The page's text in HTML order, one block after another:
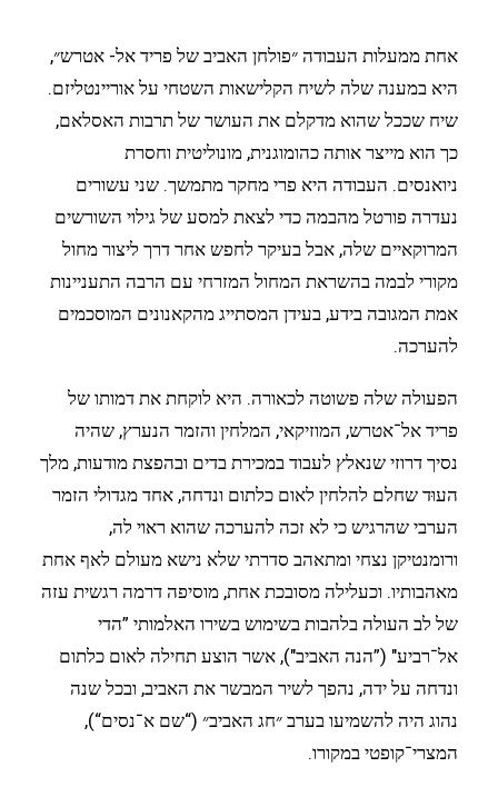
אחת ממעלות העבודה ״פולחן האביב של פריד אל- אטרש״,
היא במענה שלה לשיח הקלישאות השטחי על אוריינטליזם.
שיח שככל שהוא מדקלם את העושר של תרבות האסלאם,
כך הוא מייצר אותה כהומוגנית, מונוליטית וחסרת
ניואנסים. העבודה היא פרי מחקר מתמשך. שני עשורים
נעדרה פורטל מהבמה כדי לצאת למסע של גילוי השורשים
המרוקאיים שלה, אבל בעיקר לחפש אחר דרך ליצור מחול
מקורי לבמה בהשראת המחול המזרחי עם הרבה התעניינות
אמת המגובה בידע, בעידן המסתייג מהקאנונים המוסכמים
להערכה.
הפעולה שלה פשוטה לכאורה. היא לוקחת את דמותו של
פריד אל־אטרש, המוזיקאי, המלחין והזמר הנערץ, שהיה
נסיך דרוזי שנאלץ לעבוד במכירת בדים ובהפצת מודעות, מלך
העוּד שחלם להלחין לאום כלתום ונדחה, אחד מגדולי הזמר
הערבי שהרגיש כי לא זכה להערכה שהוא ראוי לה,
ורומנטיקן נצחי ומתאהב סדרתי שלא נישא מעולם לאף אחת
מאהבותיו. וכעלילה מסובכת אחת, מוסיפה דרמה רגשית עזה
של לב העולה בלהבות בשימוש בשירו האלמותי ”הדי
אל־רביע" (”הנה האביב"), אשר הוצע תחילה לאום כלתום
ונדחה על ידה, נהפך לשיר המבשר את האביב, ובכל שנה
נהוג היה להשמיעו בערב ״חג האביב״ (“שם א־נסים“),
המצרי־קופטי במקורו.